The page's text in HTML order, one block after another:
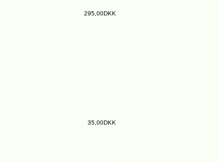
295,00DKK
35,00DKK